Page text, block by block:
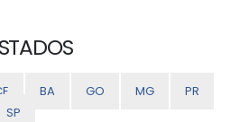
BA GO MG
PR
SP